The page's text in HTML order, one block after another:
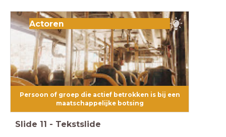
Actoren
Persoon of groep die actief betrokken is bij een
maatschappelijke botsing
Slide 11 - Tekstslide